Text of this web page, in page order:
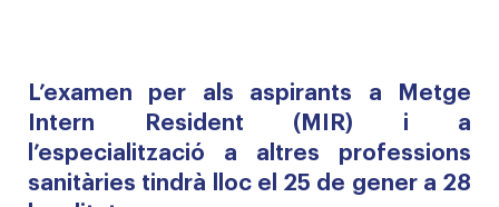
L’examen per als aspirants a Metge
Intern Resident (MIR) i a
l’especialització a altres professions
sanitàries tindrà lloc el 25 de gener a 28